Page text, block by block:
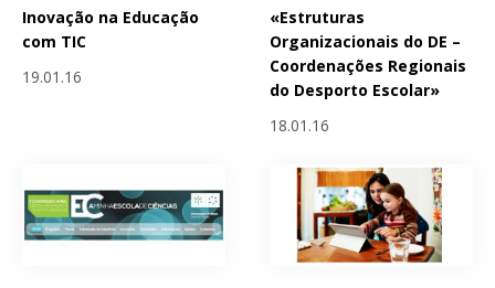
Inovação na Educação
com TIC
19.01.16
«Estruturas
Organizacionais do DE –
Coordenações Regionais
do Desporto Escolar»
18.01.16